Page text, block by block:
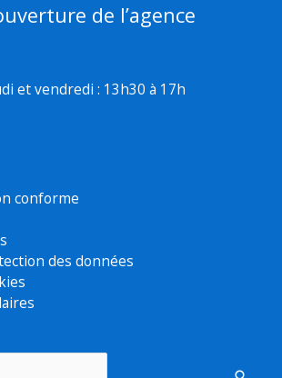
de l’agence
et vendredi : 13h30 à 17h
conforme
des données